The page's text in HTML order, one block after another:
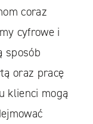
coraz
cyfrowe i
sposób
oraz pracę
klienci mogą